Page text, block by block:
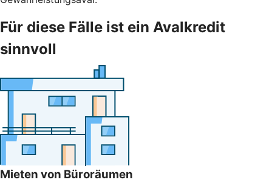
Für diese Fälle ist ein Avalkredit
sinnvoll
Mieten von Büroräumen